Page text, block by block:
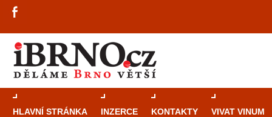
HLAVNÍ STRÁNKA INZERCE KONTAKTY VIVAT VINUM